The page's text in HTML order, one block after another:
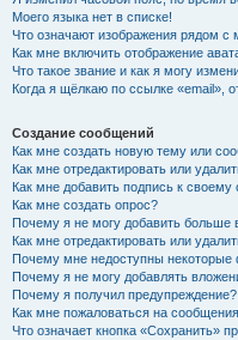
Моего языка нет в списке!
Что означают изображения рядом
Как мне включить отображение
Что такое звание и как я могу
Когда я щёлкаю по ссылке «email»,
Создание сообщений
Как мне создать новую тему или
Как мне отредактировать или
Как мне добавить подпись к
Как мне создать опрос?
Почему я не могу добавить больше
Как мне отредактировать или
Почему мне недоступны
Почему я не могу добавлять
Почему я получил предупреждение?
Как мне пожаловаться на
Что означает кнопка «Сохранить»